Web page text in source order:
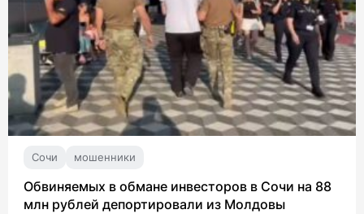
Сочи мошенники
Обвиняемых в обмане инвесторов в Сочи на 88
млн рублей депортировали из Молдовы